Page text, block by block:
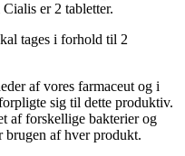
er 2 tabletter.
tages i forhold til 2
af vores farmaceut og i
sig til dette produktiv.
af forskellige bakterier og
brugen af hver produkt.